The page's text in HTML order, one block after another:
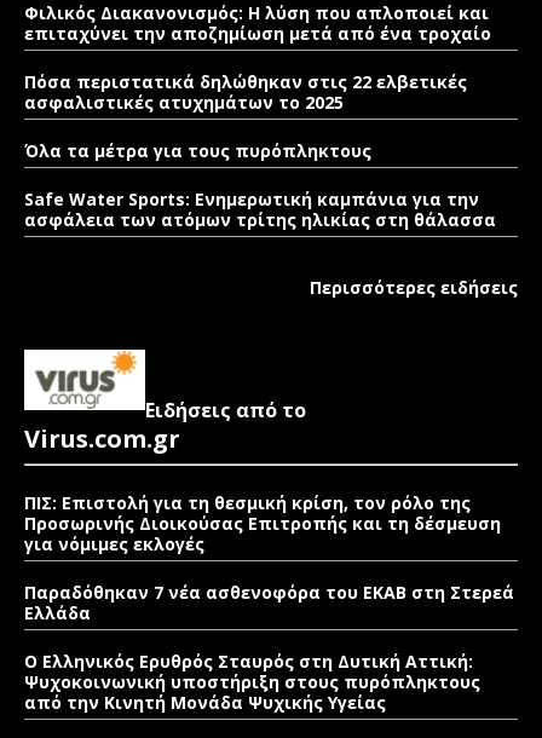
Φιλικός Διακανονισμός: Η λύση που απλοποιεί και
επιταχύνει την αποζημίωση μετά από ένα τροχαίο
Πόσα περιστατικά δηλώθηκαν στις 22 ελβετικές
ασφαλιστικές ατυχημάτων το 2025
Όλα τα μέτρα για τους πυρόπληκτους
Safe Water Sports: Eνημερωτική καμπάνια για την
ασφάλεια των ατόμων τρίτης ηλικίας στη θάλασσα
Περισσότερες ειδήσεις
Ειδήσεις από το
Virus.com.gr
ΠΙΣ: Επιστολή για τη θεσμική κρίση, τον ρόλο της
Προσωρινής Διοικούσας Επιτροπής και τη δέσμευση
για νόμιμες εκλογές
Παραδόθηκαν 7 νέα ασθενοφόρα του ΕΚΑΒ στη Στερεά
Ελλάδα
Ο Ελληνικός Ερυθρός Σταυρός στη Δυτική Αττική:
Ψυχοκοινωνική υποστήριξη στους πυρόπληκτους
από την Κινητή Μονάδα Ψυχικής Υγείας